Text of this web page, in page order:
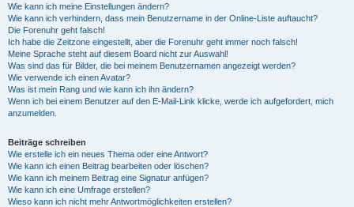
Wie kann ich meine Einstellungen ändern?
Wie kann ich verhindern, dass mein Benutzername in der Online-Liste auftaucht?
Die Forenuhr geht falsch!
Ich habe die Zeitzone eingestellt, aber die Forenuhr geht immer noch falsch!
Meine Sprache steht auf diesem Board nicht zur Auswahl!
Was sind das für Bilder, die bei meinem Benutzernamen angezeigt werden?
Wie verwende ich einen Avatar?
Was ist mein Rang und wie kann ich ihn ändern?
Wenn ich bei einem Benutzer auf den E-Mail-Link klicke, werde ich aufgefordert, mich
anzumelden.
Beiträge schreiben
Wie erstelle ich ein neues Thema oder eine Antwort?
Wie kann ich einen Beitrag bearbeiten oder löschen?
Wie kann ich meinem Beitrag eine Signatur anfügen?
Wie kann ich eine Umfrage erstellen?
Wieso kann ich nicht mehr Antwortmöglichkeiten erstellen?